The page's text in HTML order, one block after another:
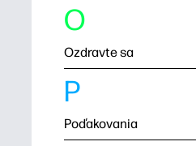
O
Ozdravte sa
P
Poďakovania